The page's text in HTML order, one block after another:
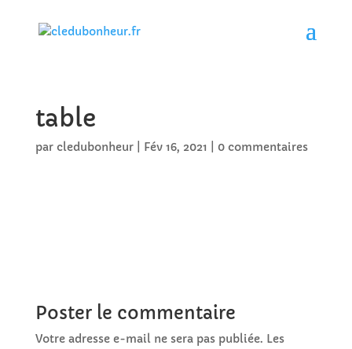
table
par cledubonheur| Fév 16, 2021 0 commentaires
Poster le commentaire
Votre adresse e-mail ne sera pas publiée. Les